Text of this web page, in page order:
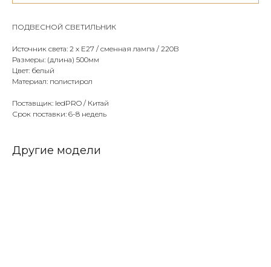
ПОДВЕСНОЙ СВЕТИЛЬНИК
Источник света: 2 х E27 / сменная лампа / 220В
Размеры: (длина) 500мм
Цвет: белый
Материал: полистирол
Поставщик: ledPRO / Китай
Срок поставки: 6-8 недель
Другие модели